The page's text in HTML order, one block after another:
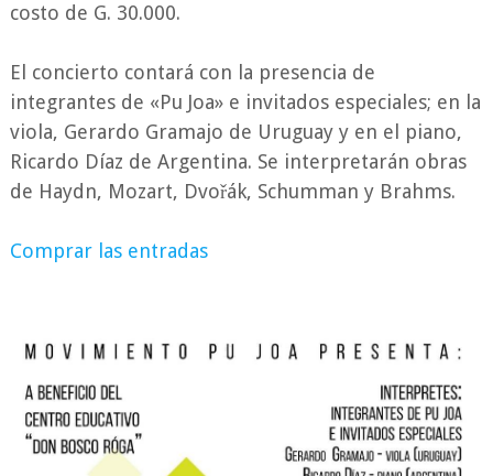
costo de G. 30.000.
El concierto contará con la presencia de
integrantes de «Pu Joa» e invitados especiales; en la
viola, Gerardo Gramajo de Uruguay y en el piano,
Ricardo Díaz de Argentina. Se interpretarán obras
de Haydn, Mozart, Dvořák, Schumman y Brahms.
Comprar las entradas